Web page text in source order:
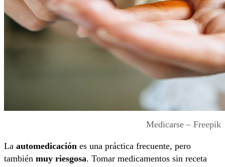
Medicarse – Freepik
La automedicación es una práctica frecuente, pero
también muy riesgosa. Tomar medicamentos sin receta